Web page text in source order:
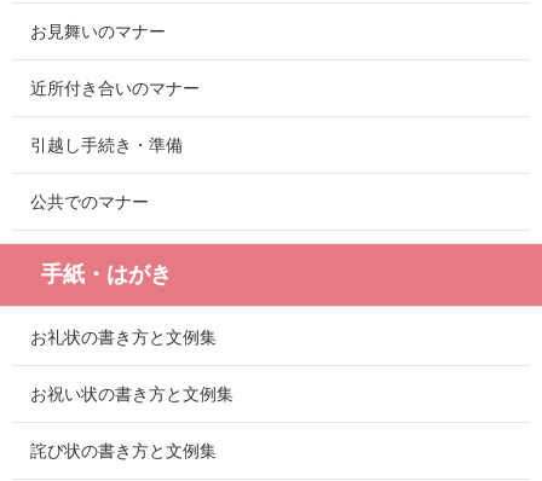
お見舞いのマナー
近所付き合いのマナー
引越し手続き・準備
公共でのマナー
手紙・はがき
お礼状の書き方と文例集
お祝い状の書き方と文例集
詫び状の書き方と文例集